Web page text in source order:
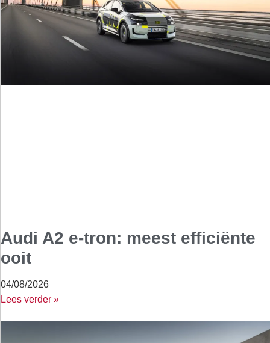
Audi A2 e-tron: meest efficiënte
ooit
04/08/2026
Lees verder »